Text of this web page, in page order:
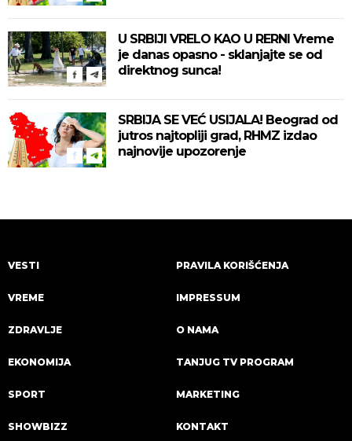
U SRBIJI VRELO KAO U RERNI Vreme
je danas opasno - sklanjajte se od
direktnog sunca!
SRBIJA SE VEĆ USIJALA! Beograd od
jutros najtopliji grad, RHMZ izdao
najnovije upozorenje
VESTI
VREME
ZDRAVLJE
EKONOMIJA
SPORT
SHOWBIZZ
PRAVILA KORIŠĆENJA
IMPRESSUM
O NAMA
TANJUG TV PROGRAM
MARKETING
KONTAKT